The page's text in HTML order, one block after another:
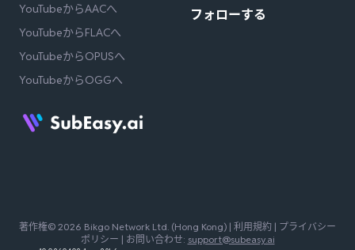
YouTubeからAACへ
YouTubeからFLACへ
YouTubeからOPUSへ
YouTubeからOGGへ
フォローする
著作権© 2026 Bikgo Network Ltd. (Hong Kong) | 利用規約 | プライバシー
ポリシー | お問い合わせ: support@subeasy.ai